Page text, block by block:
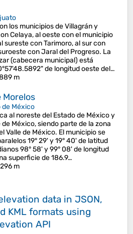
los municipios de Villagrán y
Celaya, al oeste con el municipio
sureste con Tarimoro, al sur con
con Jaral del Progreso. La
(cabecera municipal) está
de longitud oeste del…
m
Morelos
de México
al noreste del Estado de México y
México, siendo parte de la zona
Valle de México. El municipio se
19° 29' y 19° 40' de latitud
98° 58' y 99° 08' de longitud
superficie de 186.9…
m
data in JSON,
KML formats using
API